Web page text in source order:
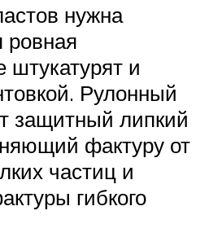
нужна
ровная
штукатурят и
Рулонный
защитный липкий
фактуру от
частиц и
гибкого